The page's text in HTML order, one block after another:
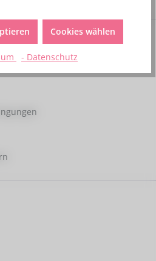
Cookies wählen
- Datenschutz